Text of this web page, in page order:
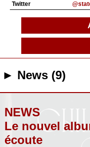
Twitter
► News (9)
NEWS
Le nouvel
écoute